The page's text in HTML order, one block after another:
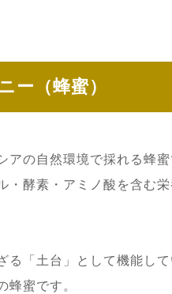
ー（蜂蜜）
アの自然環境で採れる蜂
酵素・アミノ酸を含む
る「土台」として機能し
蜂蜜です。